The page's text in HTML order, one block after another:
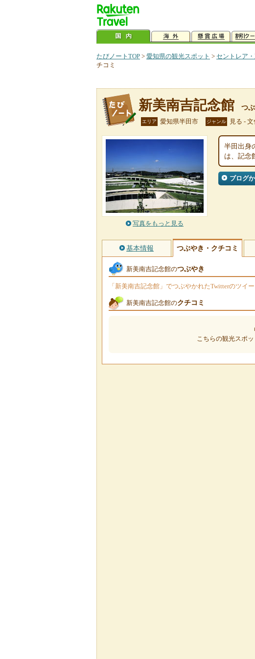
たびノートTOP > 愛知県の観光スポット > セントレア
チコミ
新美南吉記念館 つ
エリア 愛知県半田市 ジャンル 見る -
写真をもっと見る
半田出身
は、記念
ブログ
基本情報 つぶやき・クチコミ
新美南吉記念館のつぶやき
「新美南吉記念館」でつぶやかれたTwitterのツイ
新美南吉記念館のクチコミ
こちらの観光スポ